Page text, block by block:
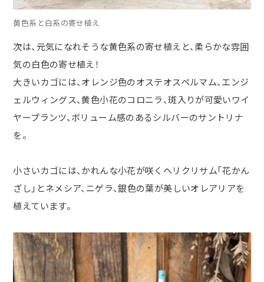
黄色系と白系の寄せ植え
次は、元気になれそうな黄色系の寄せ植えと、柔らかな雰囲
気の白色の寄せ植え！
大きいカゴには、オレンジ色のオステオスペルマム、エンジ
ェルウィングス、黄色小花のコロニラ、斑入りが可愛いワイ
ヤープランツ、ボリューム感のあるシルバーのサントリナ
を。
小さいカゴには、かれんな小花が咲くヘリクリサム「花かん
ざし」とネメシア、ニゲラ、銀色の葉が美しいオレアリアを
植えています。